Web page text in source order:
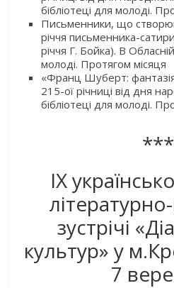
бібліотеці для молоді.
Письменники, що
річчя письменника-
річчя Г. Бойка). В
молоді. Протягом місяця
«Франц Шуберт: фантазія
215-ої річниці від дня
бібліотеці для молоді.
***
ІХ
зустрічі
культур» у
7